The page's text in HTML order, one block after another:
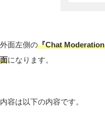
外面左側の『Chat
面になります。
内容は以下の内容です。